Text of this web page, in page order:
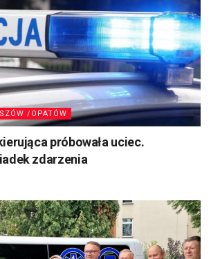
/OPATÓW
próbowała uciec.
zdarzenia